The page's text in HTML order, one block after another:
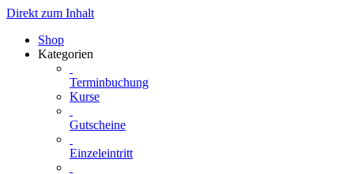
Direkt zum Inhalt
Shop
Kategorien
Terminbuchung
Kurse
Gutscheine
Einzeleintritt